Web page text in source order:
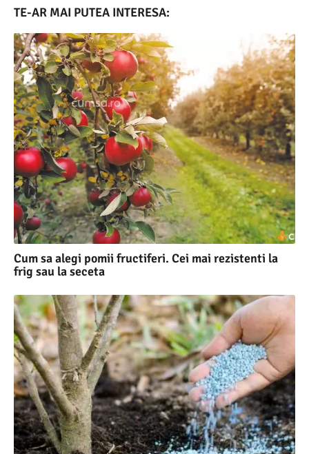
TE-AR MAI PUTEA INTERESA:
Cum sa alegi pomii fructiferi. Cei mai rezistenti la
frig sau la seceta